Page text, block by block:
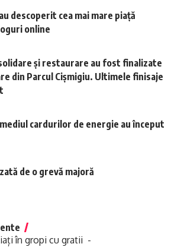
descoperit cea mai mare piață
online
și restaurare au fost finalizate
din Parcul Cișmigiu. Ultimele finisaje
cardurilor de energie au început
de o grevă majoră
în gropi cu gratii -